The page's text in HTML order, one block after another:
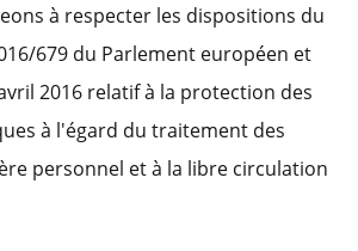
à respecter les dispositions du
679 du Parlement européen et
2016 relatif à la protection des
à l'égard du traitement des
personnel et à la libre circulation